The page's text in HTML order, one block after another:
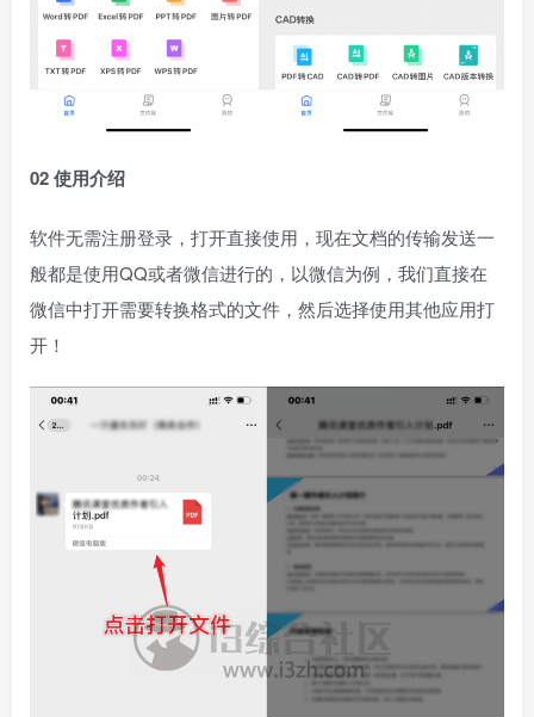
02 使用介绍
软件无需注册登录，打开直接使用，现在文档的传输发送一
般都是使用QQ或者微信进行的，以微信为例，我们直接在
微信中打开需要转换格式的文件，然后选择使用其他应用打
开！